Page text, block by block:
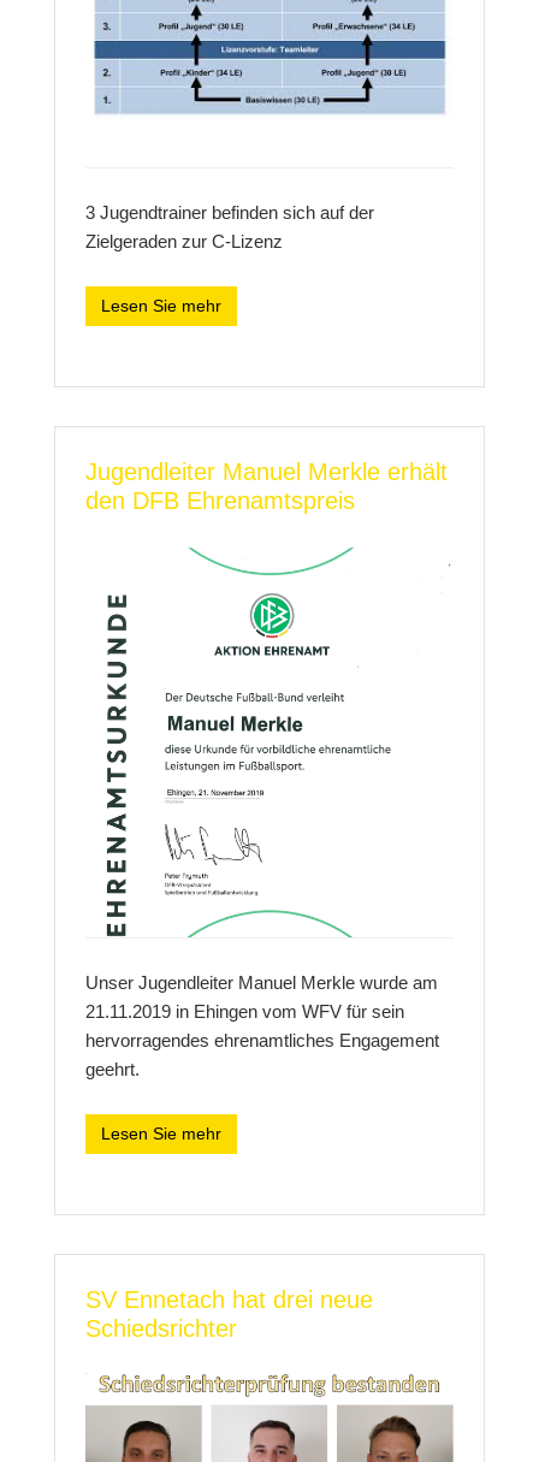
3 Jugendtrainer befinden sich auf der
Zielgeraden zur C-Lizenz
Lesen Sie mehr
Jugendleiter Manuel Merkle erhält
den DFB Ehrenamtspreis
Unser Jugendleiter Manuel Merkle wurde am
21.11.2019 in Ehingen vom WFV für sein
hervorragendes ehrenamtliches Engagement
geehrt.
Lesen Sie mehr
SV Ennetach hat drei neue
Schiedsrichter